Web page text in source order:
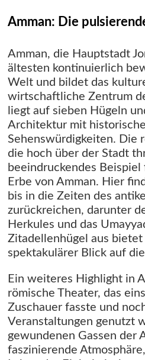
Amman: Die
Amman, die Hauptstadt
ältesten kontinuierlich
Welt und bildet das
wirtschaftliche Zentrum
liegt auf sieben Hügeln
Architektur mit
Sehenswürdigkeiten. Die
die hoch über der Stadt
beeindruckendes
Erbe von Amman. Hier
bis in die Zeiten des
zurückreichen, darunter
Herkules und das
Zitadellenhügel aus bietet
spektakulärer Blick auf
Ein weiteres Highlight in
römische Theater, das
Zuschauer fasste und
Veranstaltungen genutzt
gewundenen Gassen der
faszinierende